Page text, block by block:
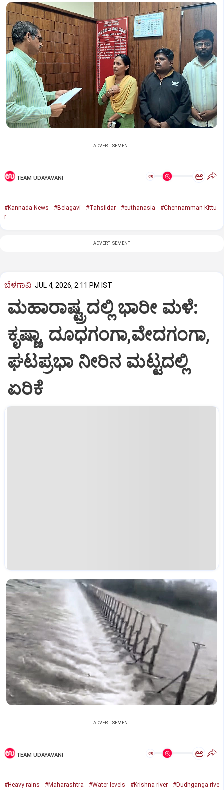
ADVERTISEMENT
TEAM UDAYAVANI ಅ ಅ
#Kannada News #Belagavi #Tahsildar #euthanasia
#Chennamman Kittu
r
ADVERTISEMENT
ಬೆಳಗಾವಿ JUL 4, 2026, 2:11 PM IST
ಮಹಾರಾಷ್ಟ್ರದಲ್ಲಿ ಭಾರೀ ಮಳೆ:
ಕೃಷ್ಣಾ, ದೂಧಗಂಗಾ,ವೇದಗಂಗಾ,
ಘಟಪ್ರಭಾ ನೀರಿನ ಮಟ್ಟದಲ್ಲಿ
ಏರಿಕೆ
ADVERTISEMENT
TEAM UDAYAVANI ಅ ಅ
#Heavy rains #Maharashtra #Water levels #Krishna river
#Dudhganga rive